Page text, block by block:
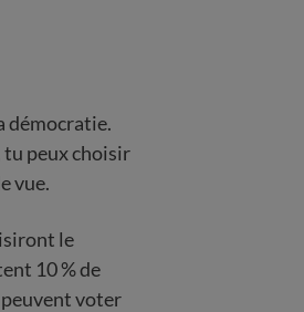
démocratie.
peux choisir
vue.
le
10 % de
voter